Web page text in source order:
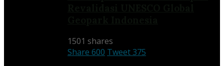
1501 shares
Share 600 Tweet375